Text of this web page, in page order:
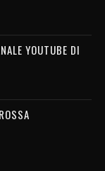
YOUTUBE DI